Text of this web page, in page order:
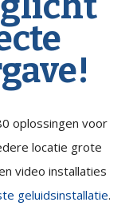
oplossingen voor
locatie grote
video installaties
geluidsinstallatie.